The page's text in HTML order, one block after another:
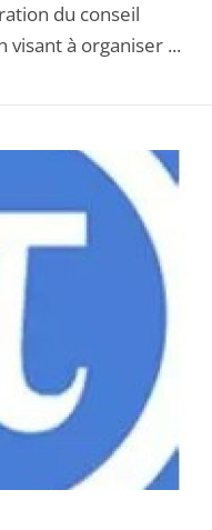
du conseil
à organiser ...